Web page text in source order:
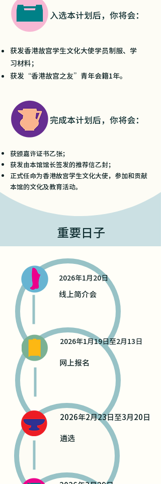
入选本计划后，你将会：
获发香港故宫学生文化大使学员制服、学
习材料；
获发“香港故宫之友”青年会籍1年。
完成本计划后，你将会：
获颁嘉许证书乙张；
获发由本馆馆长签发的推荐信乙封；
正式任命为香港故宫学生文化大使，参加和贡献
本馆的文化及教育活动。
​重要日子
2026年1月20日
线上简介会
2026年1月19日至2月13日
网上报名
2026年2月23日至3月20日
遴选